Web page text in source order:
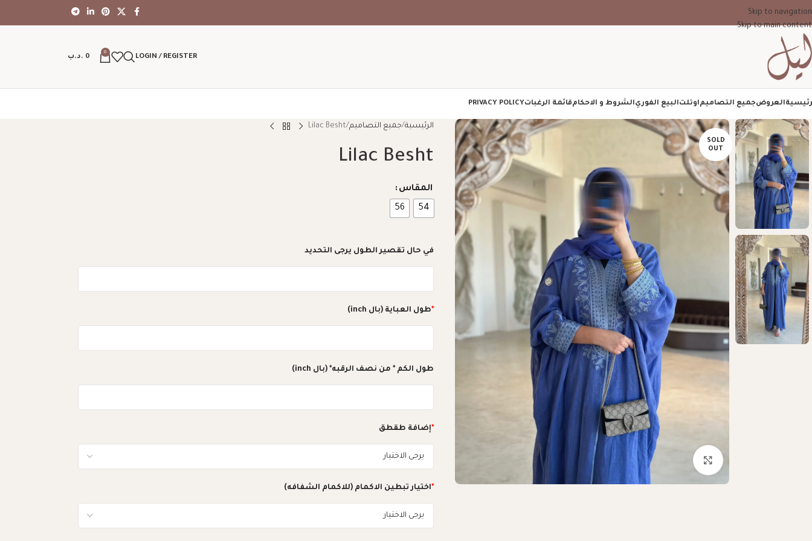
Skip to navigation
Skip to main content
LOGIN / REGISTER
0
0 .د.ب
العروضجميع التصاميماوتلتالبيع الفوريالشروط و الاحكامقائمة الرغباتPRIVACY POLICY
SOLD
OUT
Click to enlarge
الرئيسية جميع التصاميم Lilac Besht
Lilac Besht
المقاس
54
56
في حال تقصير الطول يرجى التحديد
*طول العباية (بال inch)
طول الكم * من نصف الرقبه* (بال inch)
*إضافة طقطق
*اختيار تبطين الاكمام (للاكمام الشفافه)